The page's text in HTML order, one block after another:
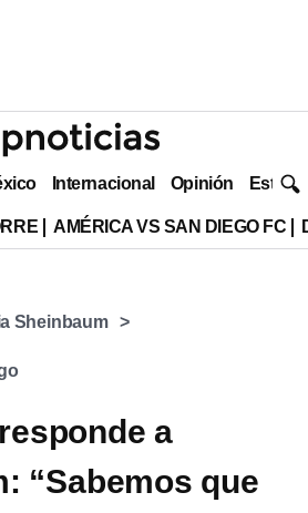
Internacional Opinión Estilo
AMÉRICA VS SAN DIEGO FC
Sheinbaum
a
“Sabemos que